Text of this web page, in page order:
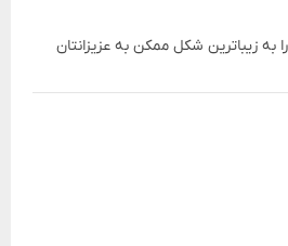
شما را به زیباترین شکل ممکن به عزیزانتان